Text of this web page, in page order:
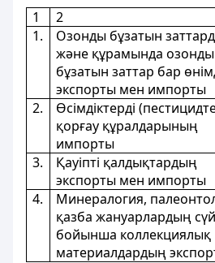
1 2
1.
Озонды бұзатын
және құрамында озонды
бұзатын заттар бар
экспорты мен импорты
2.
Өсімдіктерді
қорғау құралдарының
импорты
3.
Қауіпті қалдықтардың
экспорты мен импорты
4.
Минералогия,
қазба жануарлардың
бойынша коллекциялық
материалдардың